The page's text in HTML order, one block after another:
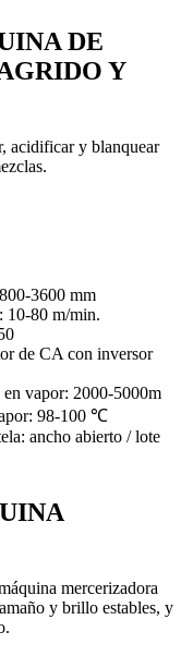
DE
Y
acidificar y blanquear
3600 mm
10-80 m/min.
de CA con inversor
vapor: 2000-5000m
98-100 ℃
ancho abierto / lote
mercerizadora
y brillo estables, y